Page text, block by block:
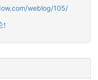
weblog/105/